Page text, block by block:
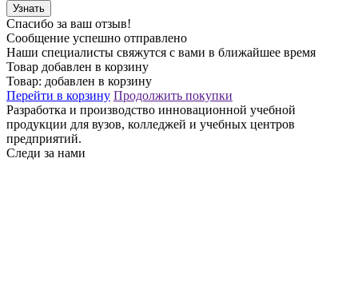
Узнать
Спасибо за ваш отзыв!
Сообщение успешно отправлено
Наши специалисты свяжутся с вами в ближайшее время
Товар добавлен в корзину
Товар: добавлен в корзину
Перейти в корзину Продолжить покупки
Разработка и производство инновационной учебной
продукции для вузов, колледжей и учебных центров
предприятий.
Следи за нами